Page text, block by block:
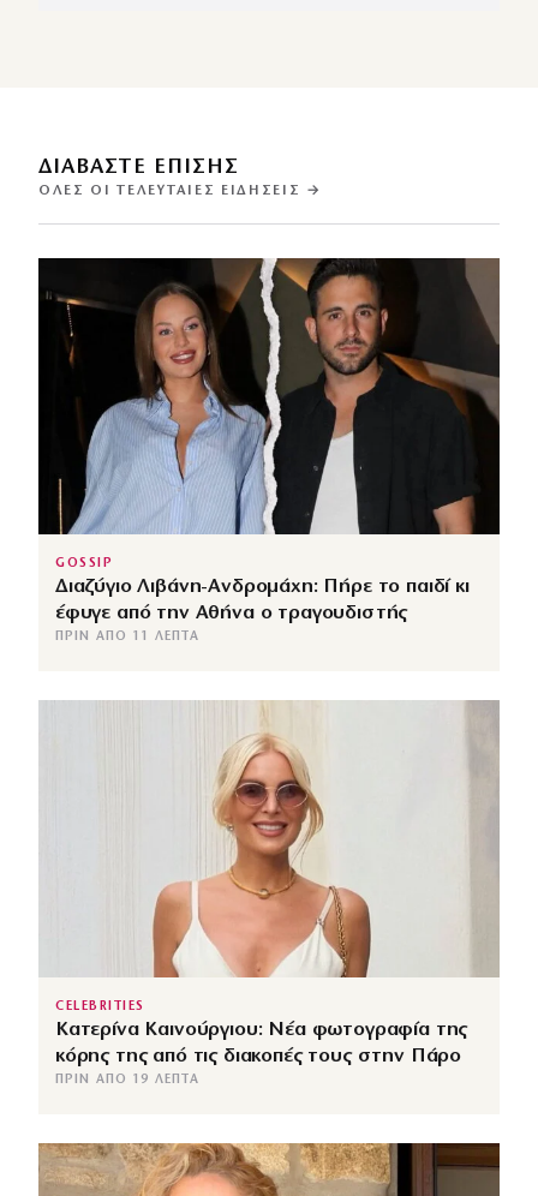
ΔΙΑΒΑΣΤΕ ΕΠΙΣΗΣ
ΌΛΕΣ ΟΙ ΤΕΛΕΥΤΑΊΕΣ ΕΙΔΉΣΕΙΣ →
GOSSIP
Διαζύγιο Λιβάνη-Ανδρομάχη: Πήρε το παιδί κι
έφυγε από την Αθήνα ο τραγουδιστής
ΠΡΙΝ ΑΠΌ 11 ΛΕΠΤΆ
CELEBRITIES
Κατερίνα Καινούργιου: Νέα φωτογραφία της
κόρης της από τις διακοπές τους στην Πάρο
ΠΡΙΝ ΑΠΌ 19 ΛΕΠΤΆ